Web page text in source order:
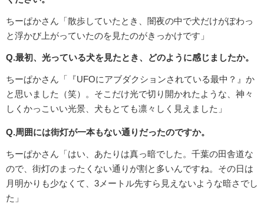
ちーぱかさん「散歩していたとき、闇夜の中で犬だけがぽわっ
と浮かび上がっていたのを見たのがきっかけです」
Q.最初、光っている犬を見たとき、どのように感じましたか。
ちーぱかさん「『UFOにアブダクションされている最中？』か
と思いました（笑）。そこだけ光で切り開かれたような、神々
しくかっこいい光景、犬もとても凛々しく見えました」
Q.周囲には街灯が一本もない通りだったのですか。
ちーぱかさん「はい、あたりは真っ暗でした。千葉の田舎道な
ので、街灯のまったくない通りが割と多いんですね。その日は
月明かりも少なくて、3メートル先すら見えないような暗さでし
た」